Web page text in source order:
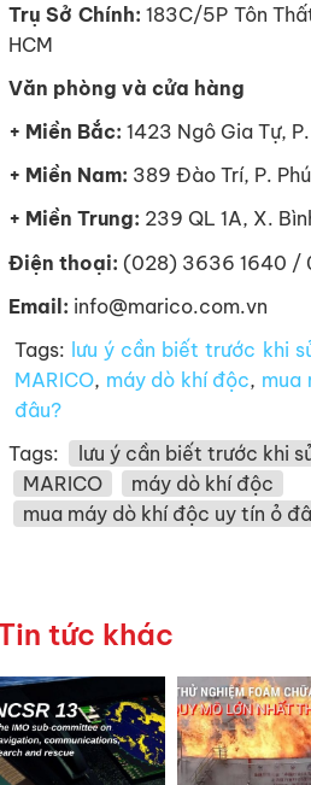
Trụ Sở Chính: 183C/5P Tôn
HCM
Văn phòng và cửa hàng
+ Miền Bắc: 1423 Ngô Gia Tự,
+ Miền Nam: 389 Đào Trí, P.
+ Miền Trung: 239 QL 1A, X.
Điện thoại: (028) 3636 1640 /
Email: info@marico.com.vn
Tags: lưu ý cần biết trước khi
MARICO, máy dò khí độc, mua
đâu?
Tags:
lưu ý cần biết trước khi
MARICO
máy dò khí độc
mua máy dò khí độc uy tín ỏ
tức khác